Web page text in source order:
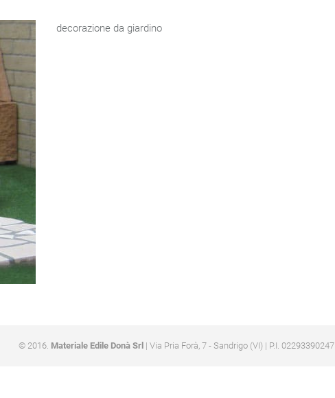
decorazione da giardino
© 2016. Materiale Edile Donà Srl | Via Pria Forà, 7 - Sandrigo (VI) | P.I. 02293390247